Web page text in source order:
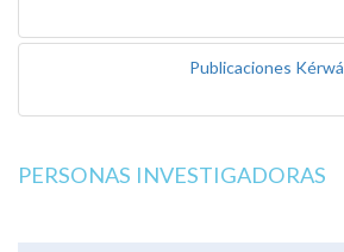
Publicaciones Kérwá
PERSONAS INVESTIGADORAS